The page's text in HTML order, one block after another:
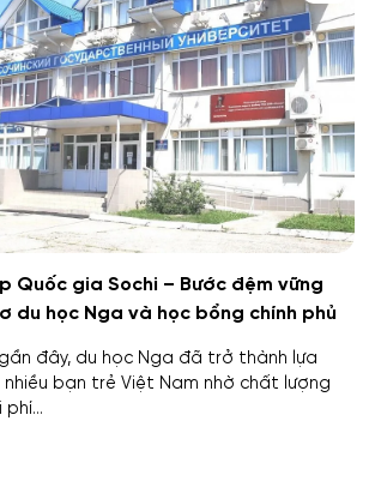
nghiệp
tin - thư viện
pháp luật
Quốc gia Sochi – Bước đệm vững
du học Nga và học bổng chính phủ
đây, du học Nga đã trở thành lựa
bạn trẻ Việt Nam nhờ chất lượng